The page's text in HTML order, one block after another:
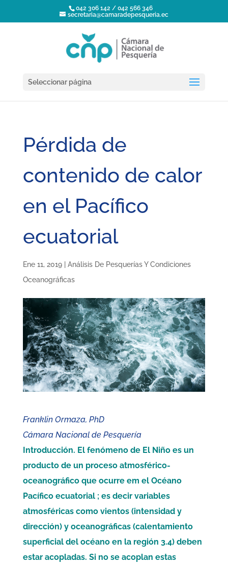
042 306 142 / 042 566 346
secretaria@camaradepesqueria.ec
Seleccionar página
Pérdida de
contenido de calor
en el Pacífico
ecuatorial
Ene 11, 2019| Análisis De Pesquerías Y Condiciones
Oceanográficas
Franklin Ormaza, PhD
Cámara Nacional de Pesquería
Introducción. El fenómeno de El Niño es un
producto de un proceso atmosférico-
oceanográfico que ocurre em el Océano
Pacífico ecuatorial ; es decir variables
atmosféricas como vientos (intensidad y
dirección) y oceanográficas (calentamiento
superficial del océano en la región 3.4) deben
estar acopladas. Si no se acoplan estas